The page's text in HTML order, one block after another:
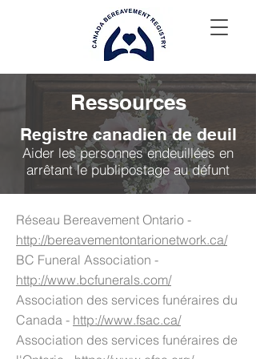
Ressources
Registre canadien de deuil
Aider les personnes endeuillées en
arrêtant le publipostage au défunt
Réseau Bereavement Ontario -
http://bereavementontarionetwork.ca/
BC Funeral Association -
http://www.bcfunerals.com/
Association des services funéraires du
Canada - http://www.fsac.ca/
Association des services funéraires de